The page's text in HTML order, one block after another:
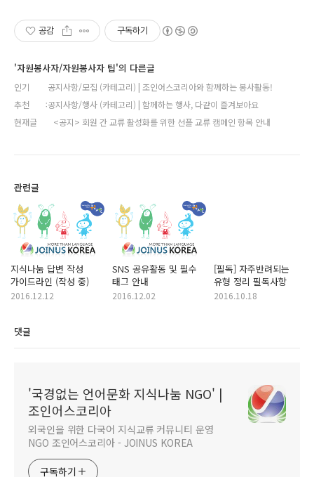
공감 구독하기
'자원봉사자/자원봉사자 팁'의 다른글
인기
공지사항/모집 (카테고리) | 조인어스코리아와 함께하는 봉사활동!
추천
공지사항/행사 (카테고리) | 함께하는 행사, 다같이 즐겨보아요
현재글
<공지> 회원 간 교류 활성화를 위한 선플 교류 캠페인 항목 안내
관련글
지식나눔 답변 작성
가이드라인 (작성 중)
2016.12.12
SNS 공유활동 및 필수
태그 안내
2016.12.02
[필독] 자주반려되는
유형 정리 필독사항
2016.10.18
댓글
'국경없는 언어문화 지식나눔 NGO' |
조인어스코리아
외국인을 위한 다국어 지식교류 커뮤니티 운영
NGO 조인어스코리아 - JOINUS KOREA
구독하기